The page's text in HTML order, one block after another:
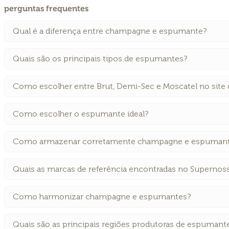
perguntas frequentes
Qual é a diferença entre champagne e espumante?
Quais são os principais tipos de espumantes?
Como escolher entre Brut, Demi-Sec e Moscatel no site
Como escolher o espumante ideal?
Como armazenar corretamente champagne e
Quais as marcas de referência encontradas no
Como harmonizar champagne e espumantes?
Quais são as principais regiões produtoras de